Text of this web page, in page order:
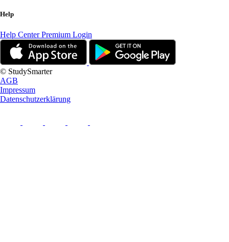
Help
Help CenterPremium Login
© StudySmarter
AGB
Impressum
Datenschutzerklärung